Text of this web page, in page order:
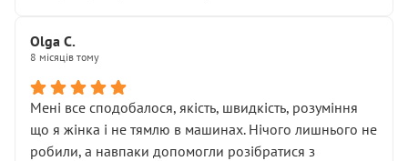
Стосовно комунікації - все добре
Olga С.
8 місяців тому
Мені все сподобалося, якість, швидкість, розуміння
що я жінка і не тямлю в машинах. Нічого лишнього не
робили, а навпаки допомогли розібратися з